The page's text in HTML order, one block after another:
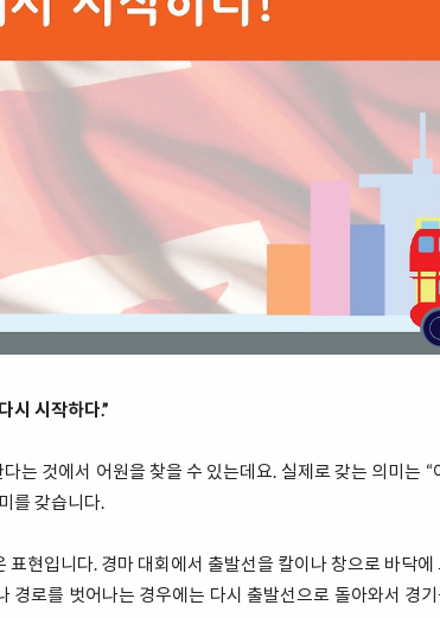
시 시작하다.”
는 것에서 어원을 찾을 수 있는데요. 실제로 갖는 의미는 “
를 갖습니다.
표현입니다. 경마 대회에서 출발선을 칼이나 창으로 바닥
경로를 벗어나는 경우에는 다시 출발선으로 돌아와서 경